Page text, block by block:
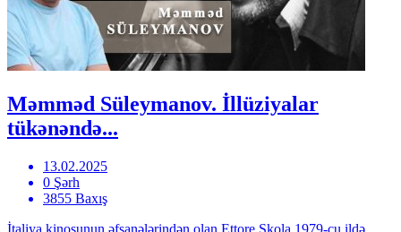
Məmməd Süleymanov. İllüziyalar
tükənəndə...
13.02.2025
0 Şərh
3855 Baxış